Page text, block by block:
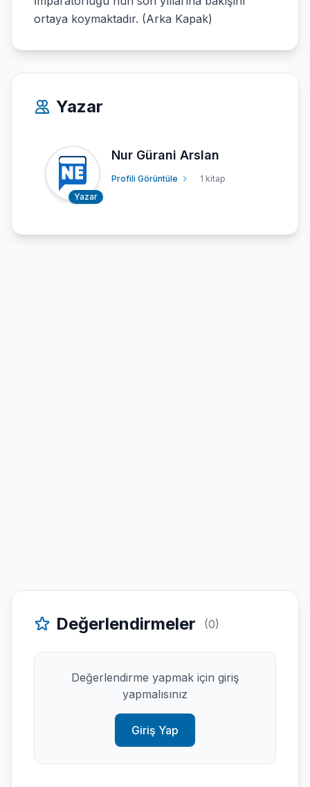
ortaya koymaktadır. (Arka Kapak)
Yazar
Yazar
Nur Gürani Arslan
Profili Görüntüle 1 kitap
Değerlendirmeler (0)
Değerlendirme yapmak için giriş
yapmalısınız
Giriş Yap